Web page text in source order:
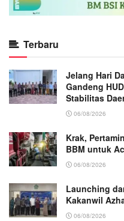
Terbaru
Jelang Hari
Gandeng
Stabilitas
06/08/2026
Krak,
BBM untuk
06/08/2026
Launching
Kakanwil
06/08/2026